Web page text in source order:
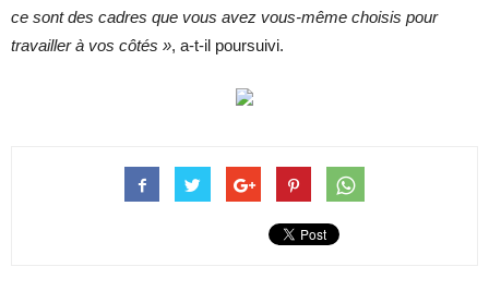
ce sont des cadres que vous avez vous-même choisis pour
travailler à vos côtés », a-t-il poursuivi.